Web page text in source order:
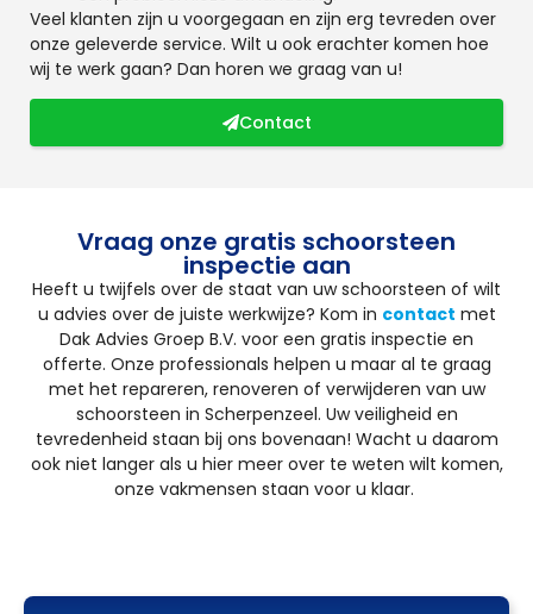
Veel klanten zijn u voorgegaan en zijn erg tevreden over
onze geleverde service. Wilt u ook erachter komen hoe
wij te werk gaan? Dan horen we graag van u!
Contact
Vraag onze gratis schoorsteen
inspectie aan
Heeft u twijfels over de staat van uw schoorsteen of wilt
u advies over de juiste werkwijze? Kom in contact met
Dak Advies Groep B.V. voor een gratis inspectie en
offerte. Onze professionals helpen u maar al te graag
met het repareren, renoveren of verwijderen van uw
schoorsteen in Scherpenzeel. Uw veiligheid en
tevredenheid staan bij ons bovenaan! Wacht u daarom
ook niet langer als u hier meer over te weten wilt komen,
onze vakmensen staan voor u klaar.